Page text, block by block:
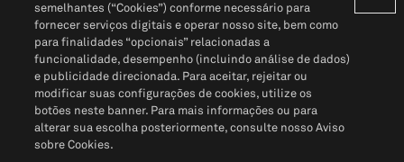
Não Venda Minhas Informações Pessoais© 2026 S&P Global
semelhantes (“Cookies”) conforme necessário para
fornecer serviços digitais e operar nosso site, bem como
para finalidades “opcionais” relacionadas a
funcionalidade, desempenho (incluindo análise de dados)
e publicidade direcionada. Para aceitar, rejeitar ou
modificar suas configurações de cookies, utilize os
botões neste banner. Para mais informações ou para
alterar sua escolha posteriormente, consulte nosso Aviso
sobre Cookies.